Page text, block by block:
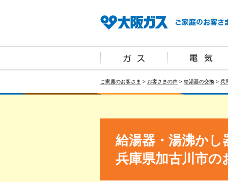
ご家庭のお客さま > お客さまの声 > 給湯器の交換 > 兵
給湯器・湯沸かし
兵庫県加古川市の